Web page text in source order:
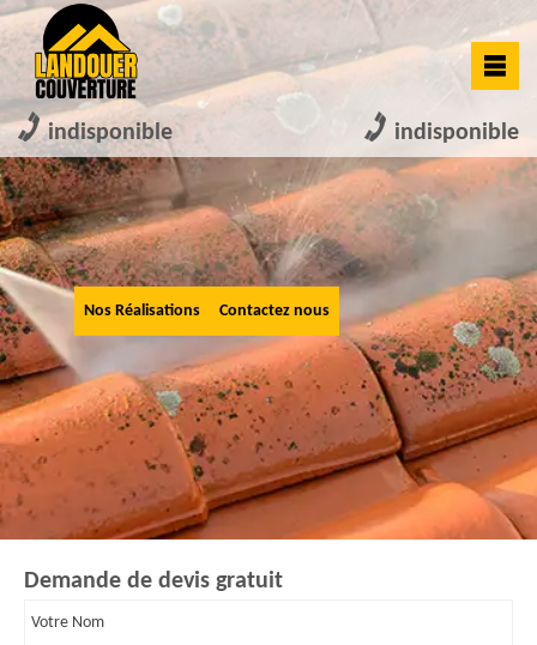
indisponible indisponible
Nos Réalisations Contactez nous
Demande de devis gratuit